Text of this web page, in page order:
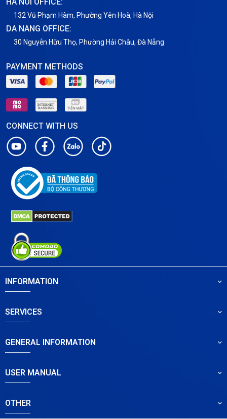
HA NOI OFFICE:
132 Vũ Phạm Hàm, Phường Yên Hoà, Hà Nội
DA NANG OFFICE:
30 Nguyễn Hữu Thọ, Phường Hải Châu, Đà Nẵng
PAYMENT METHODS
CONNECT WITH US
INFORMATION
SERVICES
GENERAL INFORMATION
USER MANUAL
OTHER